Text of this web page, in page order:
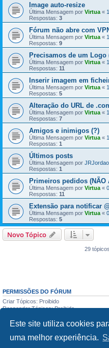
Este site utiliza cookies
uma melhor experiência.
Image auto-resize
Última Mensagem por Virtua «
Respostas: 3
Fórum não abre com
Última Mensagem por Virtua «
Respostas: 9
Precisamos de um Logo
Última Mensagem por Virtua «
Respostas: 11
Inserir imagem em
Última Mensagem por Virtua «
Respostas: 5
Alteração do URL de
Última Mensagem por Virtua «
Respostas: 7
Amigos e inimigos (?)
Última Mensagem por Virtua «
Respostas: 1
Últimos posts
Última Mensagem por JRJordao
Respostas: 1
Primeiros pedidos (NÃO
Última Mensagem por Virtua «
Respostas: 11
Extensão para notificar
Última Mensagem por Virtua «
Respostas: 5
Novo Tópico
29 tópicos
PERMISSÕES DO FÓRUM
Criar Tópicos: Proibido
Responder Tópicos: Proibido
Apagar Mensagens: Proibido